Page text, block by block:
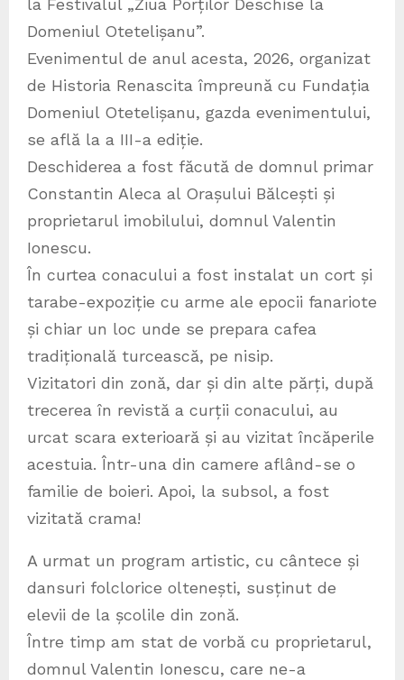
la Festivalul „Ziua Porților Deschise la
Domeniul Otetelișanu”.
Evenimentul de anul acesta, 2026, organizat
de Historia Renascita împreună cu Fundația
Domeniul Otetelișanu, gazda evenimentului,
se află la a III-a ediție.
Deschiderea a fost făcută de domnul primar
Constantin Aleca al Orașului Bălcești și
proprietarul imobilului, domnul Valentin
Ionescu.
În curtea conacului a fost instalat un cort și
tarabe-expoziție cu arme ale epocii fanariote
și chiar un loc unde se prepara cafea
tradițională turcească, pe nisip.
Vizitatori din zonă, dar și din alte părți, după
trecerea în revistă a curții conacului, au
urcat scara exterioară și au vizitat încăperile
acestuia. Într-una din camere aflând-se o
familie de boieri. Apoi, la subsol, a fost
vizitată crama!
A urmat un program artistic, cu cântece și
dansuri folclorice oltenești, susținut de
elevii de la școlile din zonă.
Între timp am stat de vorbă cu proprietarul,
domnul Valentin Ionescu, care ne-a